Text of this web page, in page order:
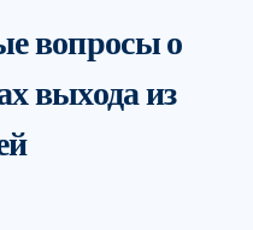
вопросы о
выхода из